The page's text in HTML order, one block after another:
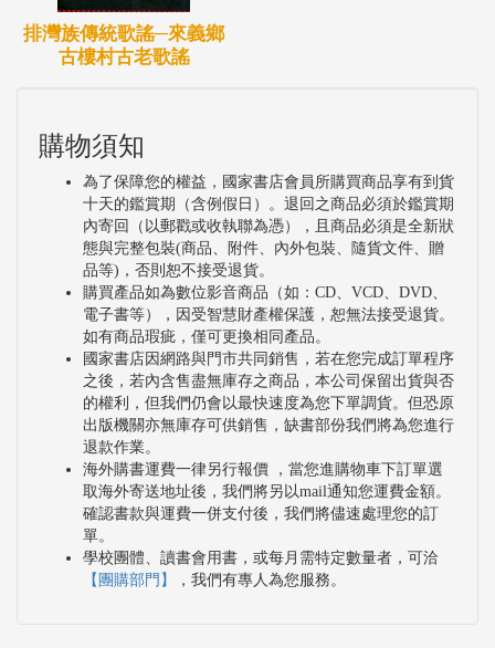
排灣族傳統歌謠─來義鄉
古樓村古老歌謠
購物須知
為了保障您的權益，國家書店會員所購買商品享有到貨
十天的鑑賞期（含例假日）。退回之商品必須於鑑賞期
內寄回（以郵戳或收執聯為憑），且商品必須是全新狀
態與完整包裝(商品、附件、內外包裝、隨貨文件、贈
品等)，否則恕不接受退貨。
購買產品如為數位影音商品（如：CD、VCD、DVD、
電子書等），因受智慧財產權保護，恕無法接受退貨。
如有商品瑕疵，僅可更換相同產品。
國家書店因網路與門市共同銷售，若在您完成訂單程序
之後，若內含售盡無庫存之商品，本公司保留出貨與否
的權利，但我們仍會以最快速度為您下單調貨。但恐原
出版機關亦無庫存可供銷售，缺書部份我們將為您進行
退款作業。
海外購書運費一律另行報價 ，當您進購物車下訂單選
取海外寄送地址後，我們將另以mail通知您運費金額。
確認書款與運費一併支付後，我們將儘速處理您的訂
單。
學校團體、讀書會用書，或每月需特定數量者，可洽
【團購部門】
，我們有專人為您服務。